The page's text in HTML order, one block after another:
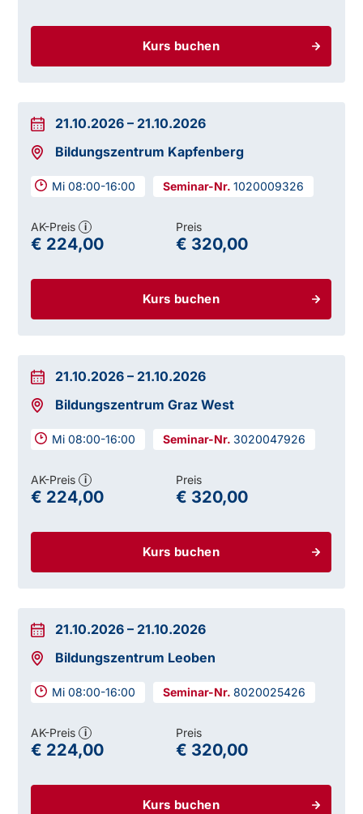
Kurs buchen
21.10.2026 – 21.10.2026
Bildungszentrum Kapfenberg
Mi 08:00-16:00 1020009326
Kurs buchen
AK-Preis i
€ 224,00
Preis
€ 320,00
21.10.2026 – 21.10.2026
Bildungszentrum Graz West
Mi 08:00-16:00 3020047926
Kurs buchen
AK-Preis i
€ 224,00
Preis
€ 320,00
21.10.2026 – 21.10.2026
Bildungszentrum Leoben
Mi 08:00-16:00 8020025426
Kurs buchen
AK-Preis i
€ 224,00
Preis
€ 320,00